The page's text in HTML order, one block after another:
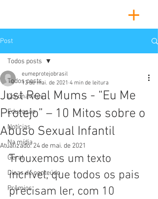
Post
Todos posts
Coronavírus
Educação
Notícias
Na mídia
Geral
Dicas de conteúdo
Prêmios
Todos posts
Just Real Mums - “Eu Me
Protejo” – 10 Mitos sobre o
Abuso Sexual Infantil
eumeprotejobrasil
13 de mai. de 2021 4 min de leitura
Atualizado:24 de mai. de 2021
Trouxemos um texto
incrível, que todos os pais
precisam ler, com 10